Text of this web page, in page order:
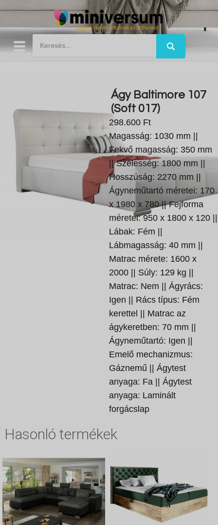
Ágy Baltimore 107
(Soft 017)
298.600 Ft
Magasság: 1030 mm ||
Fekvő magasság: 350 mm
|| Szélesség: 1800 mm ||
Hosszúság: 2270 mm ||
Ágyneműtartó méretei: 170
x 1980 x 780 || Fejforma
méretei: 950 x 1800 x 120 ||
Lábak: Fém ||
Lábmagasság: 40 mm ||
Matrac mérete: 1600 x
2000 || Súly: 129 kg ||
Matrac: Nem || Ágyrács:
Igen || Rács típus: Fém
kerettel || Matrac az
ágykeretben: 70 mm ||
Ágyneműtartó: Igen ||
Emelő mechanizmus:
Gáznemű || Ágytest
anyaga: Fa || Ágytest
anyaga: Laminált
forgácslap
Hasonló termékek